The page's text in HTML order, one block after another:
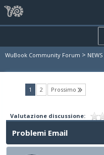
WuBook Community Forum > NEWS
1 (current)
2 Prossimo
Valutazione discussione:
Problemi Email